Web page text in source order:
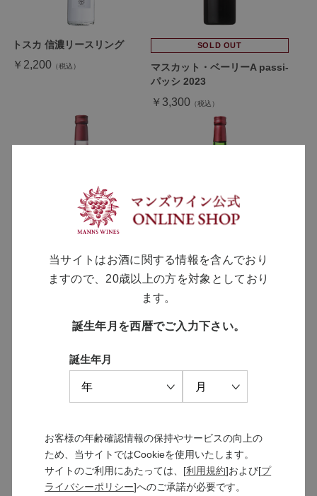
トスカ 信濃リースリング
￥2,200
SOLD OUT
マスカット・ベーリーA passi-
パッシ 2023
￥3,300
マスカット・ベーリーA 凍結搾
り 甘口 2025
ルージュ・ルージュ・ルージ
ュ
￥1,440
あまつひ紅白セット
￥15,000
カベルネ・ソーヴィニヨン ぶ
どうジュース
￥1,350
当サイトはお酒に関する情報を含んでおり
ますので、20歳以上の方を対象としており
ます。
誕生年月を西暦でご入力下さい。
誕生年月
お客様の年齢確認情報の保持やサービスの向上の
ため、当サイトではCookieを使用いたします。
サイトのご利用にあたっては、[利用規約]および[プ
ライバシーポリシー]へのご承諾が必要です。